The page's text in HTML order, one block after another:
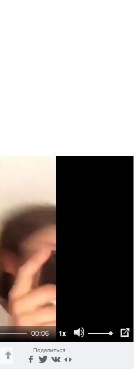
00:06 1x
Поделиться